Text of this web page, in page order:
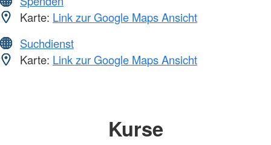
Karte: Link zur Google Maps Ansicht
Suchdienst
Karte: Link zur Google Maps Ansicht
Kurse